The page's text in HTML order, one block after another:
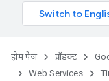
होम पेज प्रॉडक्ट
Web Services